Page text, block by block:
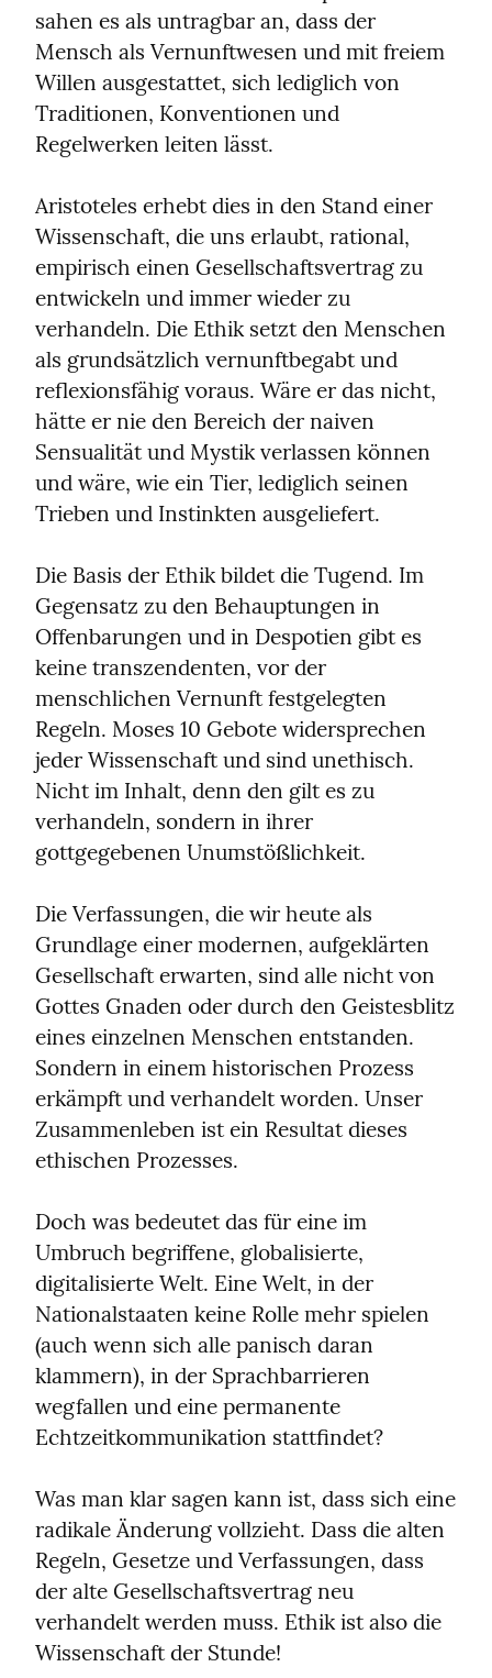
sahen es als untragbar an, dass der
Mensch als Vernunftwesen und mit freiem
Willen ausgestattet, sich lediglich von
Traditionen, Konventionen und
Regelwerken leiten lässt.
Aristoteles erhebt dies in den Stand einer
Wissenschaft, die uns erlaubt, rational,
empirisch einen Gesellschaftsvertrag zu
entwickeln und immer wieder zu
verhandeln. Die Ethik setzt den Menschen
als grundsätzlich vernunftbegabt und
reflexionsfähig voraus. Wäre er das nicht,
hätte er nie den Bereich der naiven
Sensualität und Mystik verlassen können
und wäre, wie ein Tier, lediglich seinen
Trieben und Instinkten ausgeliefert.
Die Basis der Ethik bildet die Tugend. Im
Gegensatz zu den Behauptungen in
Offenbarungen und in Despotien gibt es
keine transzendenten, vor der
menschlichen Vernunft festgelegten
Regeln. Moses 10 Gebote widersprechen
jeder Wissenschaft und sind unethisch.
Nicht im Inhalt, denn den gilt es zu
verhandeln, sondern in ihrer
gottgegebenen Unumstößlichkeit.
Die Verfassungen, die wir heute als
Grundlage einer modernen, aufgeklärten
Gesellschaft erwarten, sind alle nicht von
Gottes Gnaden oder durch den Geistesblitz
eines einzelnen Menschen entstanden.
Sondern in einem historischen Prozess
erkämpft und verhandelt worden. Unser
Zusammenleben ist ein Resultat dieses
ethischen Prozesses.
Doch was bedeutet das für eine im
Umbruch begriffene, globalisierte,
digitalisierte Welt. Eine Welt, in der
Nationalstaaten keine Rolle mehr spielen
(auch wenn sich alle panisch daran
klammern), in der Sprachbarrieren
wegfallen und eine permanente
Echtzeitkommunikation stattfindet?
Was man klar sagen kann ist, dass sich eine
radikale Änderung vollzieht. Dass die alten
Regeln, Gesetze und Verfassungen, dass
der alte Gesellschaftsvertrag neu
verhandelt werden muss. Ethik ist also die
Wissenschaft der Stunde!